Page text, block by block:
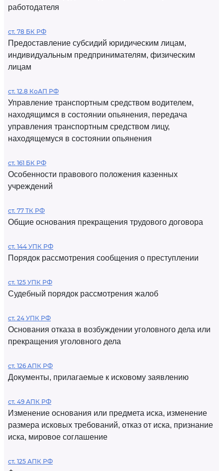
работодателя
ст. 78 БК РФ
Предоставление субсидий юридическим лицам,
индивидуальным предпринимателям, физическим
лицам
ст. 12.8 КоАП РФ
Управление транспортным средством водителем,
находящимся в состоянии опьянения, передача
управления транспортным средством лицу,
находящемуся в состоянии опьянения
ст. 161 БК РФ
Особенности правового положения казенных
учреждений
ст. 77 ТК РФ
Общие основания прекращения трудового договора
ст. 144 УПК РФ
Порядок рассмотрения сообщения о преступлении
ст. 125 УПК РФ
Судебный порядок рассмотрения жалоб
ст. 24 УПК РФ
Основания отказа в возбуждении уголовного дела или
прекращения уголовного дела
ст. 126 АПК РФ
Документы, прилагаемые к исковому заявлению
ст. 49 АПК РФ
Изменение основания или предмета иска, изменение
размера исковых требований, отказ от иска, признание
иска, мировое соглашение
ст. 125 АПК РФ